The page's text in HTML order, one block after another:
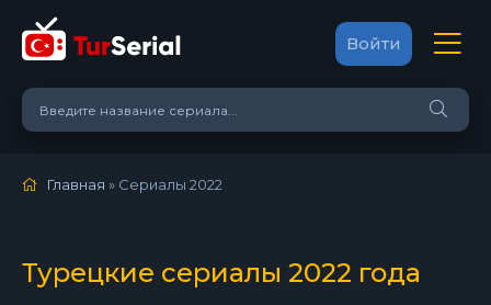
Войти
Главная » Сериалы 2022
Турецкие сериалы 2022 года